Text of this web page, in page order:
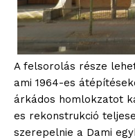
A felsorolás része
ami 1964-es
árkádos homlokzatot
es rekonstrukció
szerepelnie a Dami